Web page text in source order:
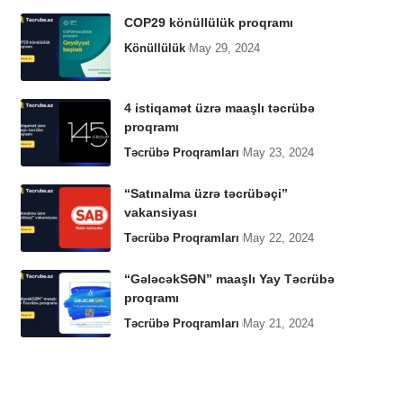
COP29 könüllülük proqramı
Könüllülük May 29, 2024
4 istiqamət üzrə maaşlı təcrübə
proqramı
Təcrübə Proqramları May 23, 2024
“Satınalma üzrə təcrübəçi”
vakansiyası
Təcrübə Proqramları May 22, 2024
“GələcəkSƏN” maaşlı Yay Təcrübə
proqramı
Təcrübə Proqramları May 21, 2024